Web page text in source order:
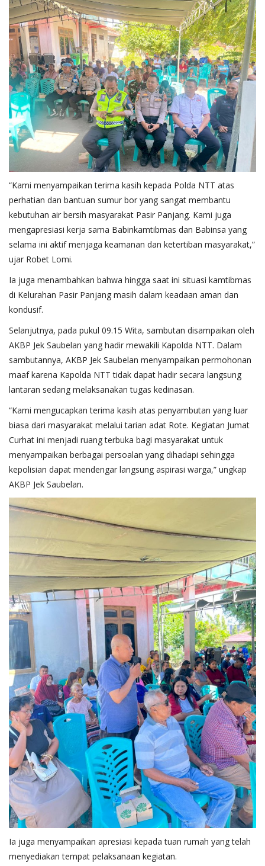
“Kami menyampaikan terima kasih kepada Polda NTT atas
perhatian dan bantuan sumur bor yang sangat membantu
kebutuhan air bersih masyarakat Pasir Panjang. Kami juga
mengapresiasi kerja sama Babinkamtibmas dan Babinsa yang
selama ini aktif menjaga keamanan dan ketertiban masyarakat,”
ujar Robet Lomi.
Ia juga menambahkan bahwa hingga saat ini situasi kamtibmas
di Kelurahan Pasir Panjang masih dalam keadaan aman dan
kondusif.
Selanjutnya, pada pukul 09.15 Wita, sambutan disampaikan oleh
AKBP Jek Saubelan yang hadir mewakili Kapolda NTT. Dalam
sambutannya, AKBP Jek Saubelan menyampaikan permohonan
maaf karena Kapolda NTT tidak dapat hadir secara langsung
lantaran sedang melaksanakan tugas kedinasan.
“Kami mengucapkan terima kasih atas penyambutan yang luar
biasa dari masyarakat melalui tarian adat Rote. Kegiatan Jumat
Curhat ini menjadi ruang terbuka bagi masyarakat untuk
menyampaikan berbagai persoalan yang dihadapi sehingga
kepolisian dapat mendengar langsung aspirasi warga,” ungkap
AKBP Jek Saubelan.
Ia juga menyampaikan apresiasi kepada tuan rumah yang telah
menyediakan tempat pelaksanaan kegiatan.